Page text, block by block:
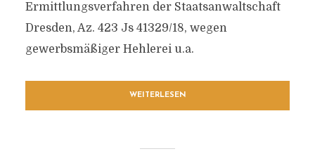
Ermittlungsverfahren der Staatsanwaltschaft
Dresden, Az. 423 Js 41329/18, wegen
gewerbsmäßiger Hehlerei u.a.
WEITERLESEN